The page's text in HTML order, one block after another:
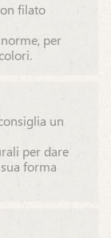
filato
per
un
per dare
forma